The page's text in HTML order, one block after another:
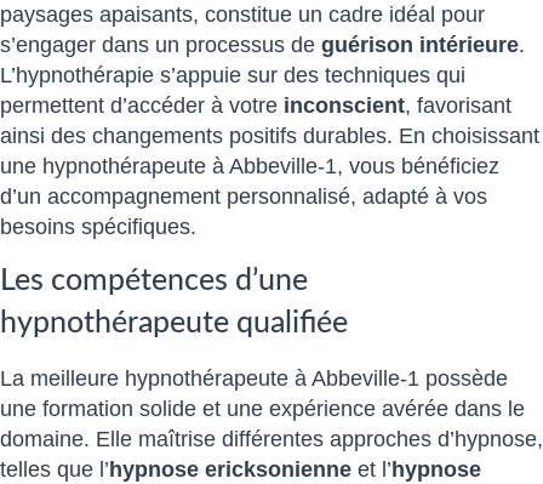
paysages apaisants, constitue un cadre idéal pour
s’engager dans un processus de guérison intérieure.
L’hypnothérapie s’appuie sur des techniques qui
permettent d’accéder à votre inconscient, favorisant
ainsi des changements positifs durables. En choisissant
une hypnothérapeute à Abbeville-1, vous bénéficiez
d’un accompagnement personnalisé, adapté à vos
besoins spécifiques.
Les compétences d’une
hypnothérapeute qualifiée
La meilleure hypnothérapeute à Abbeville-1 possède
une formation solide et une expérience avérée dans le
domaine. Elle maîtrise différentes approches d’hypnose,
telles que l’ hypnose ericksonienne et l’ hypnose